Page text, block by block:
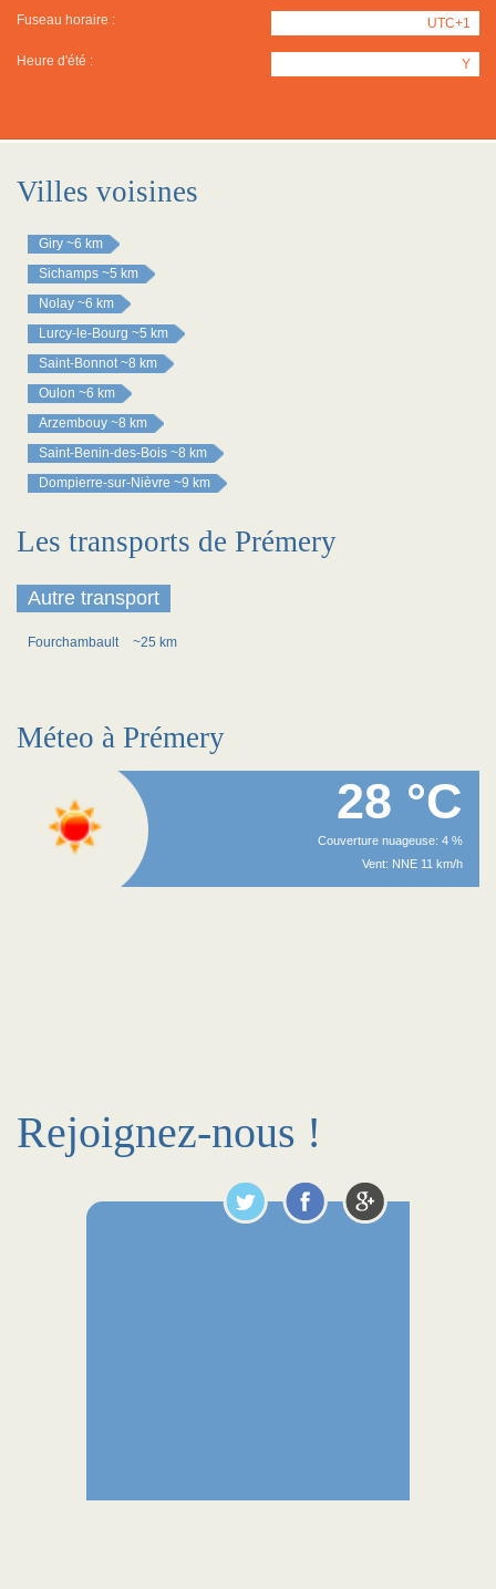
Fuseau horaire : UTC+1
Heure d'été : Y
Villes voisines
Giry ~6 km
Sichamps ~5 km
Nolay ~6 km
Lurcy-le-Bourg ~5 km
Saint-Bonnot ~8 km
Oulon ~6 km
Arzembouy ~8 km
Saint-Benin-des-Bois ~8 km
Dompierre-sur-Nièvre ~9 km
Les transports de Prémery
Autre transport
Fourchambault ~25 km
Méteo à Prémery
28 °C
Couverture nuageuse: 4 %
Vent: NNE 11 km/h
Rejoignez-nous !